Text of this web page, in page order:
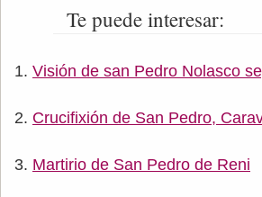
Te puede interesar:
Visión de san Pedro Nolasco
Crucifixión de San Pedro,
Martirio de San Pedro de Reni